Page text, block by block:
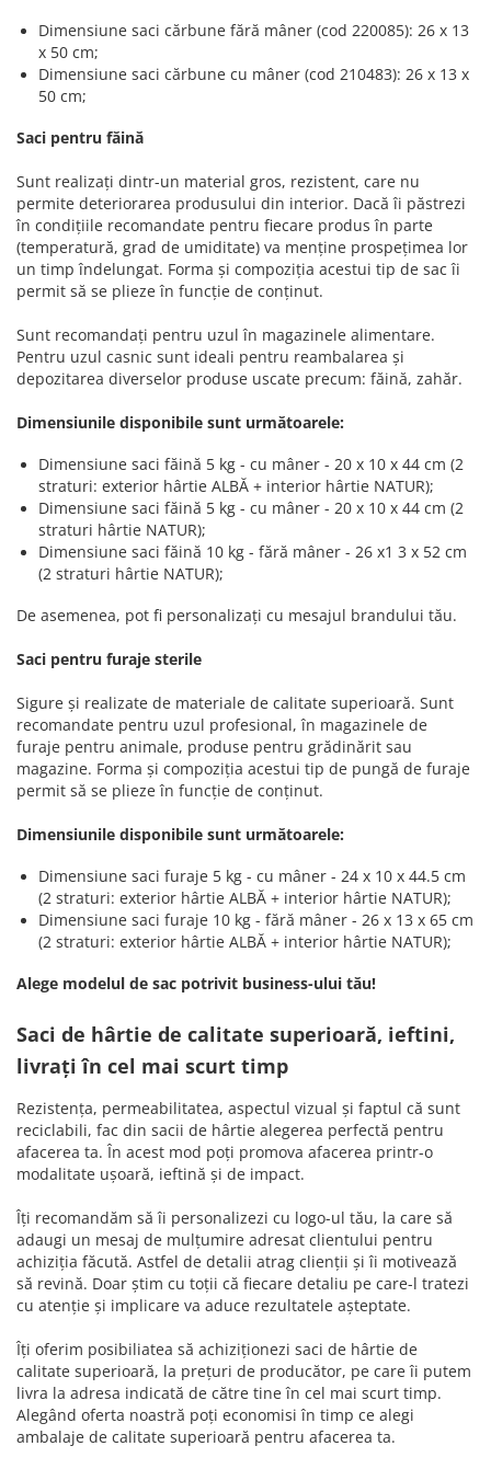
Dimensiune saci cărbune fără mâner (cod 220085): 26 x 13
x 50 cm;
Dimensiune saci cărbune cu mâner (cod 210483): 26 x 13 x
50 cm;
Saci pentru făină
Sunt realizați dintr-un material gros, rezistent, care nu
permite deteriorarea produsului din interior. Dacă îi păstrezi
în condițiile recomandate pentru fiecare produs în parte
(temperatură, grad de umiditate) va menține prospețimea lor
un timp îndelungat. Forma și compoziția acestui tip de sac îi
permit să se plieze în funcție de conținut.
Sunt recomandați pentru uzul în magazinele alimentare.
Pentru uzul casnic sunt ideali pentru reambalarea și
depozitarea diverselor produse uscate precum: făină, zahăr.
Dimensiunile disponibile sunt următoarele:
Dimensiune saci făină 5 kg - cu mâner - 20 x 10 x 44 cm (2
straturi: exterior hârtie ALBĂ + interior hârtie NATUR);
Dimensiune saci făină 5 kg - cu mâner - 20 x 10 x 44 cm (2
straturi hârtie NATUR);
Dimensiune saci făină 10 kg - fără mâner - 26 x1 3 x 52 cm
(2 straturi hârtie NATUR);
De asemenea, pot fi personalizați cu mesajul brandului tău.
Saci pentru furaje sterile
Sigure și realizate de materiale de calitate superioară. Sunt
recomandate pentru uzul profesional, în magazinele de
furaje pentru animale, produse pentru grădinărit sau
magazine. Forma și compoziția acestui tip de pungă de furaje
permit să se plieze în funcție de conținut.
Dimensiunile disponibile sunt următoarele:
Dimensiune saci furaje 5 kg - cu mâner - 24 x 10 x 44.5 cm
(2 straturi: exterior hârtie ALBĂ + interior hârtie NATUR);
Dimensiune saci furaje 10 kg - fără mâner - 26 x 13 x 65 cm
(2 straturi: exterior hârtie ALBĂ + interior hârtie NATUR);
Alege modelul de sac potrivit business-ului tău!
Saci de hârtie de calitate superioară, ieftini,
livrați în cel mai scurt timp
Rezistența, permeabilitatea, aspectul vizual și faptul că sunt
reciclabili, fac din sacii de hârtie alegerea perfectă pentru
afacerea ta. În acest mod poți promova afacerea printr-o
modalitate ușoară, ieftină și de impact.
Îți recomandăm să îi personalizezi cu logo-ul tău, la care să
adaugi un mesaj de mulțumire adresat clientului pentru
achiziția făcută. Astfel de detalii atrag clienții și îi motivează
să revină. Doar știm cu toții că fiecare detaliu pe care-l tratezi
cu atenție și implicare va aduce rezultatele așteptate.
Îți oferim posibiliatea să achiziționezi saci de hârtie de
calitate superioară, la prețuri de producător, pe care îi putem
livra la adresa indicată de către tine în cel mai scurt timp.
Alegând oferta noastră poți economisi în timp ce alegi
ambalaje de calitate superioară pentru afacerea ta.